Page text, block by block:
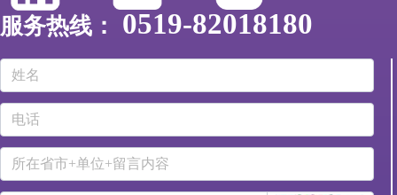
服务热线： 0519-82018180